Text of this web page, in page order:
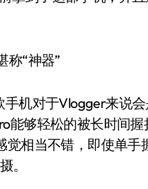
机对于Vlogger来说会
能够轻松的被长时间
觉相当不错，即使单手
。